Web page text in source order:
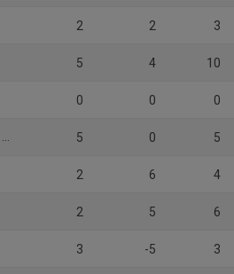
2 2 3
5 4 10
0 0 0
5 0 5
2 6 4
2 5 6
3 -5 3